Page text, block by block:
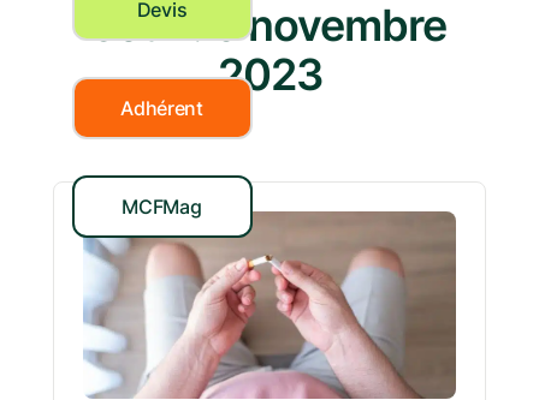
Devis
Adhérent
MCFMag
Jour :6 novembre
2023